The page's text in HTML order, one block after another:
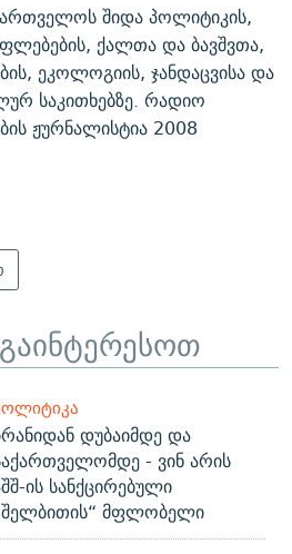
შიდა პოლიტიკის,
ქალთა და ბავშვთა,
ეკოლოგიის, ჯანდაცვისა და
საკითხებზე. რადიო
ჟურნალისტია 2008
დუბაიმდე და
- ვინ არის
ის სანქცირებული
მფლობელი